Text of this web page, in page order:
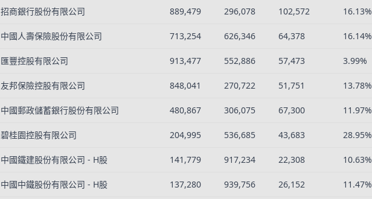
招商銀行股份有限公司 889,479 296,078 102,572 16.13%
中國人壽保險股份有限公司 713,254 626,346 64,378 16.14%
匯豐控股有限公司 913,477 552,886 57,473 3.99%
友邦保險控股有限公司 848,041 270,722 51,751 13.78%
中國郵政儲蓄銀行股份有限公司 480,867 306,075 67,300 11.97%
碧桂園控股有限公司 204,995 536,685 43,683 28.95%
中國鐵建股份有限公司 - H股 141,779 917,234 22,308 10.63%
中國中鐵股份有限公司 - H股 137,280 939,756 26,152 11.47%